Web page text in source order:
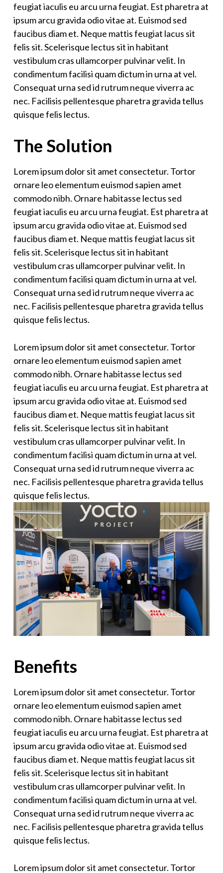
feugiat iaculis eu arcu urna feugiat. Est pharetra at
ipsum arcu gravida odio vitae at. Euismod sed
faucibus diam et. Neque mattis feugiat lacus sit
felis sit. Scelerisque lectus sit in habitant
vestibulum cras ullamcorper pulvinar velit. In
condimentum facilisi quam dictum in urna at vel.
Consequat urna sed id rutrum neque viverra ac
nec. Facilisis pellentesque pharetra gravida tellus
quisque felis lectus.
The Solution
Lorem ipsum dolor sit amet consectetur. Tortor
ornare leo elementum euismod sapien amet
commodo nibh. Ornare habitasse lectus sed
feugiat iaculis eu arcu urna feugiat. Est pharetra at
ipsum arcu gravida odio vitae at. Euismod sed
faucibus diam et. Neque mattis feugiat lacus sit
felis sit. Scelerisque lectus sit in habitant
vestibulum cras ullamcorper pulvinar velit. In
condimentum facilisi quam dictum in urna at vel.
Consequat urna sed id rutrum neque viverra ac
nec. Facilisis pellentesque pharetra gravida tellus
quisque felis lectus.
Lorem ipsum dolor sit amet consectetur. Tortor
ornare leo elementum euismod sapien amet
commodo nibh. Ornare habitasse lectus sed
feugiat iaculis eu arcu urna feugiat. Est pharetra at
ipsum arcu gravida odio vitae at. Euismod sed
faucibus diam et. Neque mattis feugiat lacus sit
felis sit. Scelerisque lectus sit in habitant
vestibulum cras ullamcorper pulvinar velit. In
condimentum facilisi quam dictum in urna at vel.
Consequat urna sed id rutrum neque viverra ac
nec. Facilisis pellentesque pharetra gravida tellus
quisque felis lectus.
Benefits
Lorem ipsum dolor sit amet consectetur. Tortor
ornare leo elementum euismod sapien amet
commodo nibh. Ornare habitasse lectus sed
feugiat iaculis eu arcu urna feugiat. Est pharetra at
ipsum arcu gravida odio vitae at. Euismod sed
faucibus diam et. Neque mattis feugiat lacus sit
felis sit. Scelerisque lectus sit in habitant
vestibulum cras ullamcorper pulvinar velit. In
condimentum facilisi quam dictum in urna at vel.
Consequat urna sed id rutrum neque viverra ac
nec. Facilisis pellentesque pharetra gravida tellus
quisque felis lectus.
Lorem ipsum dolor sit amet consectetur. Tortor